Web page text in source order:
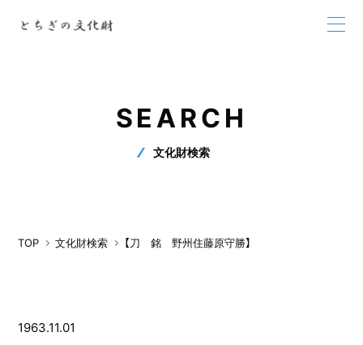
SEARCH
文化財検索
TOP 文化財検索 【刀 銘 野州住藤原守勝】
1963.11.01